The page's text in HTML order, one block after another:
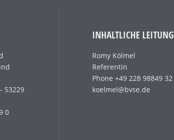
53229
0
INHALTLICHE LEITUNG
Romy Kölmel
Referentin
Phone +49 228 98849 32
koelmel@bvse.de